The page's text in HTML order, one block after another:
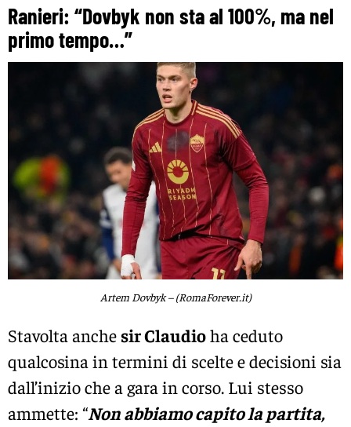
Ranieri: “Dovbyk non sta al 100%, ma nel
primo tempo…”
Artem Dovbyk – (RomaForever.it)
Stavolta anche sir Claudioha ceduto
qualcosina in termini di scelte e decisioni sia
dall’inizio che a gara in corso. Lui stesso
ammette: “Non abbiamo capito la partita,